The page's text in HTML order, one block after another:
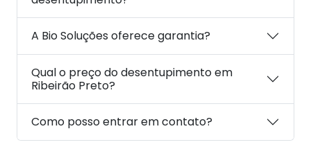
A Bio Soluções oferece garantia?
Qual o preço do desentupimento em
Ribeirão Preto?
Como posso entrar em contato?